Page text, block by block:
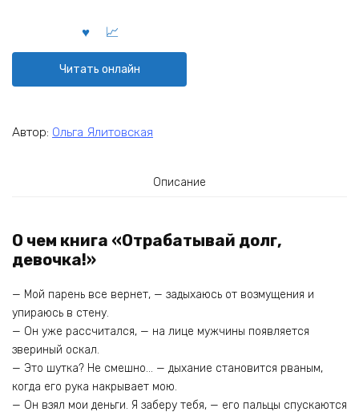
Читать онлайн
Автор: Ольга Ялитовская
Описание
О чем книга «Отрабатывай долг,
девочка!»
— Мой парень все вернет, — задыхаюсь от возмущения и
упираюсь в стену.
— Он уже рассчитался, — на лице мужчины появляется
звериный оскал.
— Это шутка? Не смешно… — дыхание становится рваным,
когда его рука накрывает мою.
— Он взял мои деньги. Я заберу тебя, — его пальцы спускаются